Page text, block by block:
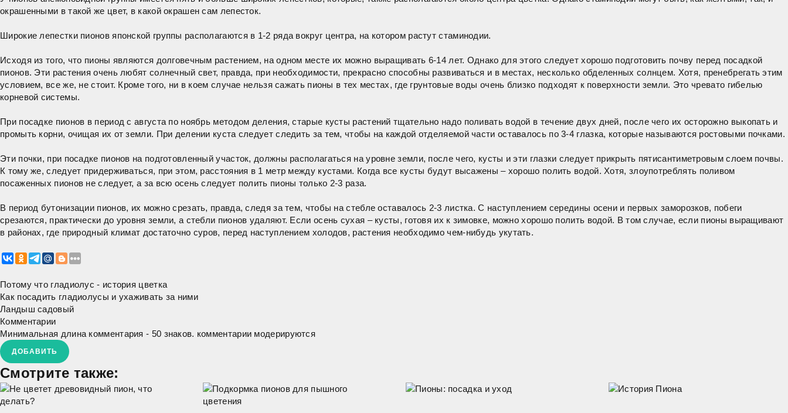
окрашенными в такой же цвет, в какой окрашен сам лепесток.
Широкие лепестки пионов японской группы располагаются в 1-2 ряда вокруг центра, на котором растут стаминодии.
Исходя из того, что пионы являются долговечным растением, на одном месте их можно выращивать 6-14 лет. Однако для этого следует хорошо подготовить почву перед посадкой
пионов. Эти растения очень любят солнечный свет, правда, при необходимости, прекрасно способны развиваться и в местах, несколько обделенных солнцем. Хотя, пренебрегать этим
условием, все же, не стоит. Кроме того, ни в коем случае нельзя сажать пионы в тех местах, где грунтовые воды очень близко подходят к поверхности земли. Это чревато гибелью
корневой системы.
При посадке пионов в период с августа по ноябрь методом деления, старые кусты растений тщательно надо поливать водой в течение двух дней, после чего их осторожно выкопать и
промыть корни, очищая их от земли. При делении куста следует следить за тем, чтобы на каждой отделяемой части оставалось по 3-4 глазка, которые называются ростовыми почками.
Эти почки, при посадке пионов на подготовленный участок, должны располагаться на уровне земли, после чего, кусты и эти глазки следует прикрыть пятисантиметровым слоем почвы.
К тому же, следует придерживаться, при этом, расстояния в 1 метр между кустами. Когда все кусты будут высажены – хорошо полить водой. Хотя, злоупотреблять поливом
посаженных пионов не следует, а за всю осень следует полить пионы только 2-3 раза.
В период бутонизации пионов, их можно срезать, правда, следя за тем, чтобы на стебле оставалось 2-3 листка. С наступлением середины осени и первых заморозков, побеги
срезаются, практически до уровня земли, а стебли пионов удаляют. Если осень сухая – кусты, готовя их к зимовке, можно хорошо полить водой. В том случае, если пионы выращивают
в районах, где природный климат достаточно суров, перед наступлением холодов, растения необходимо чем-нибудь укутать.
Потому что гладиолус - история цветка
Как посадить гладиолусы и ухаживать за ними
Ландыш садовый
Комментарии
Минимальная длина комментария - 50 знаков. комментарии модерируются
ДОБАВИТЬ
Смотрите также: